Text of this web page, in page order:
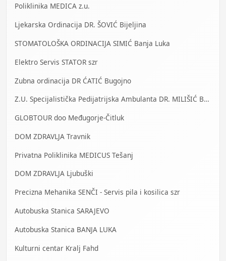
Poliklinika MEDICA z.u.
Ljekarska Ordinacija DR. ŠOVIĆ Bijeljina
STOMATOLOŠKA ORDINACIJA SIMIĆ Banja Luka
Elektro Servis STATOR szr
Zubna ordinacija DR ĆATIĆ Bugojno
Z.U. Specijalistička Pedijatrijska Ambulanta DR. MILIŠIĆ Banja Luka
GLOBTOUR doo Međugorje-Čitluk
DOM ZDRAVLJA Travnik
Privatna Poliklinika MEDICUS Tešanj
DOM ZDRAVLJA Ljubuški
Precizna Mehanika SENČI - Servis pila i kosilica szr
Autobuska Stanica SARAJEVO
Autobuska Stanica BANJA LUKA
Kulturni centar Kralj Fahd